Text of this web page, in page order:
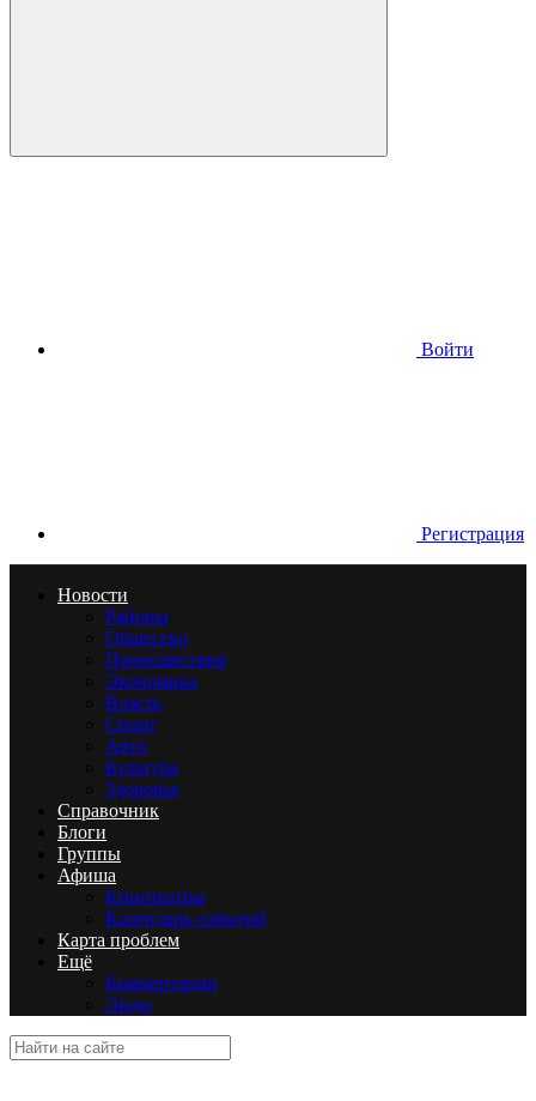
Войти
Регистрация
Новости
Районы
Общество
Происшествия
Экономика
Власть
Спорт
Авто
Культура
Здоровье
Справочник
Блоги
Группы
Афиша
Кинотеатры
Календарь событий
Карта проблем
Ещё
Комментарии
Люди